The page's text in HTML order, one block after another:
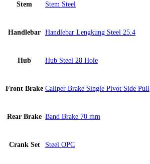
Stem Stem Steel
Handlebar Handlebar Lengkung Steel 25.4
Hub Hub Steel 28 Hole
Front Brake Caliper Brake Single Pivot Side Pull
Rear Brake Band Brake 70 mm
Crank Set Steel OPC